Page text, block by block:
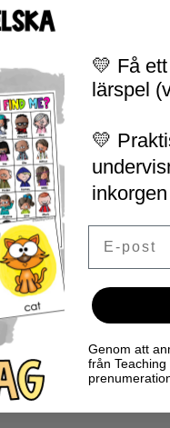
💛 Få
lärspel
💛
inkorgen
Genom att
från